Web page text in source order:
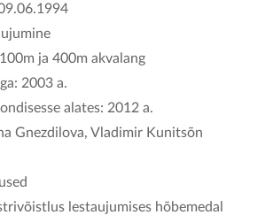
ja 400m akvalang
2003 a.
alates: 2012 a.
Gnezdilova, Vladimir Kunitsõn
lestaujumises hõbemedal